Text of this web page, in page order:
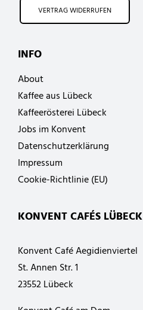
VERTRAG WIDERRUFEN
INFO
About
Kaffee aus Lübeck
Kaffeerösterei Lübeck
Jobs im Konvent
Datenschutzerklärung
Impressum
Cookie-Richtlinie (EU)
KONVENT CAFÉS LÜBECK
Konvent Café Aegidienviertel
St. Annen Str. 1
23552 Lübeck